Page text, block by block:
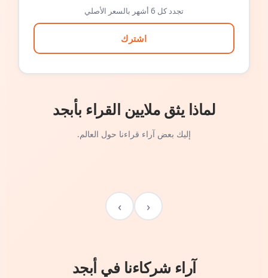
تجدد كل 6 أشهر بالسعر الأصلي
اشترك
لماذا يثق ملايين القراء بأبجد
إليك بعض آراء قراءنا حول العالم.
‹
›
آراء شركاءنا في أبجد